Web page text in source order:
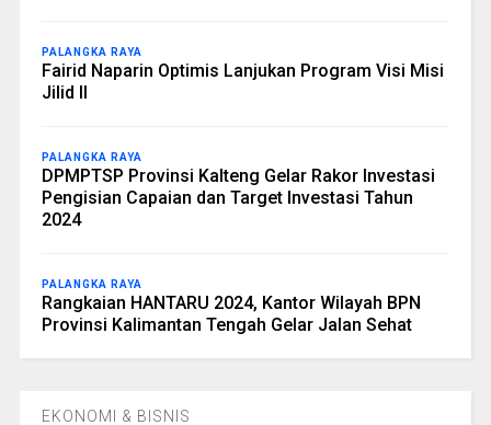
PALANGKA RAYA
Fairid Naparin Optimis Lanjukan Program Visi Misi
Jilid II
PALANGKA RAYA
DPMPTSP Provinsi Kalteng Gelar Rakor Investasi
Pengisian Capaian dan Target Investasi Tahun
2024
PALANGKA RAYA
Rangkaian HANTARU 2024, Kantor Wilayah BPN
Provinsi Kalimantan Tengah Gelar Jalan Sehat
EKONOMI & BISNIS